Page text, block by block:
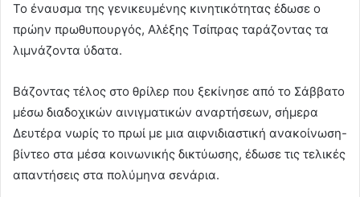
Το έναυσμα της γενικευμένης κινητικότητας έδωσε ο
πρώην πρωθυπουργός, Αλέξης Τσίπρας ταράζοντας τα
λιμνάζοντα ύδατα.
Βάζοντας τέλος στο θρίλερ που ξεκίνησε από το Σάββατο
μέσω διαδοχικών αινιγματικών αναρτήσεων, σήμερα
Δευτέρα νωρίς το πρωί με μια αιφνιδιαστική ανακοίνωση-
βίντεο στα μέσα κοινωνικής δικτύωσης, έδωσε τις τελικές
απαντήσεις στα πολύμηνα σενάρια.